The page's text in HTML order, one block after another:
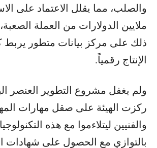
والصلب، مما يقلل الاعتماد على
ملايين الدولارات من العملة
ذلك على مركز بيانات متطور
الإنتاج رقمياً.
ولم يغفل مشروع التطوير العنصر
ركزت الهيئة على صقل مهارات
والفنيين ليتلاءموا مع هذه
بالتوازي مع الحصول على شهادات